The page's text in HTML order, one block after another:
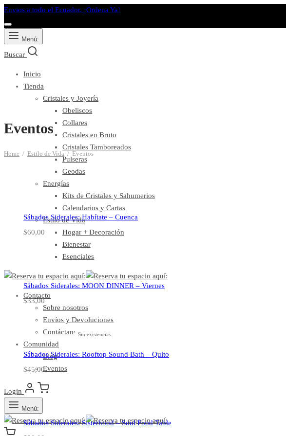
Envios a todo el Ecuador. ¡Ordena Ya!
Menú:
Buscar
Inicio
Tienda
Cristales y Joyería
Obeliscos
Collares
Cristales en Bruto
Cristales Tamboreados
Pulseras
Geodas
Energías
Kits de Cristales y Sahumerios
Calendarios y Cartas
Estilo de Vida
Hogar + Decoración
Bienestar
Esenciales
Contacto
Sobre nosotros
Envíos y Devoluciones
Contáctanos
Comunidad
Blog
Eventos
Login
Menú:
Eventos
Home / Estilo de Vida / Eventos
Sábados Siderales: Habítate – Cuenca
$60,00
Sábados Siderales: MOON DINNER – Viernes
$33,00
Sin existencias
Sábados Siderales: Rooftop Sound Bath – Quito
$45,00
Sábados Siderales: Sisterhood – Soul Food Table